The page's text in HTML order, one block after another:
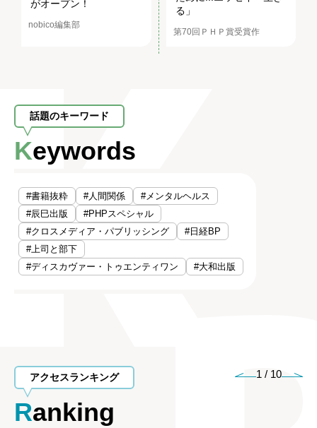
がオープン！
nobico編集部
る」
第70回ＰＨＰ賞受賞作
話題のキーワード
Keywords
#書籍抜粋 #人間関係
#メンタルヘルス
#辰巳出版
#PHPスペシャル
#クロスメディア・パブリッシング
#日経BP
#上司と部下
#ディスカヴァー・トゥエンティワン
#大和出版
アクセスランキング
Ranking
1 / 10